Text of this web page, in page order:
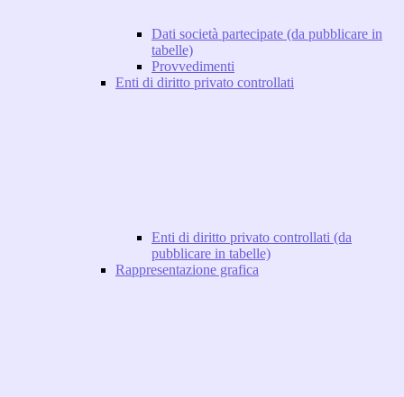
Dati società partecipate (da pubblicare in
tabelle)
Provvedimenti
Enti di diritto privato controllati
Enti di diritto privato controllati (da
pubblicare in tabelle)
Rappresentazione grafica